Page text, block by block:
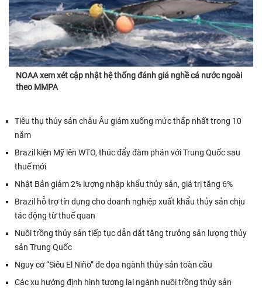
NOAA xem xét cập nhật hệ thống đánh giá nghề cá nước ngoài
theo MMPA
Tiêu thụ thủy sản châu Âu giảm xuống mức thấp nhất trong 10
năm
Brazil kiện Mỹ lên WTO, thúc đẩy đàm phán với Trung Quốc sau
thuế mới
Nhật Bản giảm 2% lượng nhập khẩu thủy sản, giá trị tăng 6%
Brazil hỗ trợ tín dụng cho doanh nghiệp xuất khẩu thủy sản chịu
tác động từ thuế quan
Nuôi trồng thủy sản tiếp tục dẫn dắt tăng trưởng sản lượng thủy
sản Trung Quốc
Nguy cơ “Siêu El Niño” đe dọa ngành thủy sản toàn cầu
Các xu hướng định hình tương lai ngành nuôi trồng thủy sản